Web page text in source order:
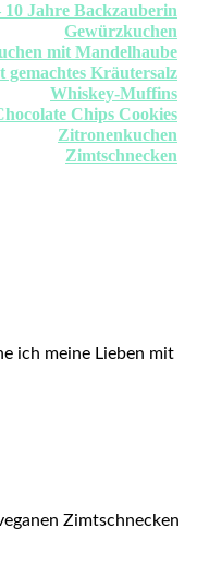
Jahre Backzauberin
Gewürzkuchen
mit Mandelhaube
gemachtes Kräutersalz
Whiskey-Muffins
Chips Cookies
Zitronenkuchen
Zimtschnecken
ich meine Lieben mit
Zimtschnecken